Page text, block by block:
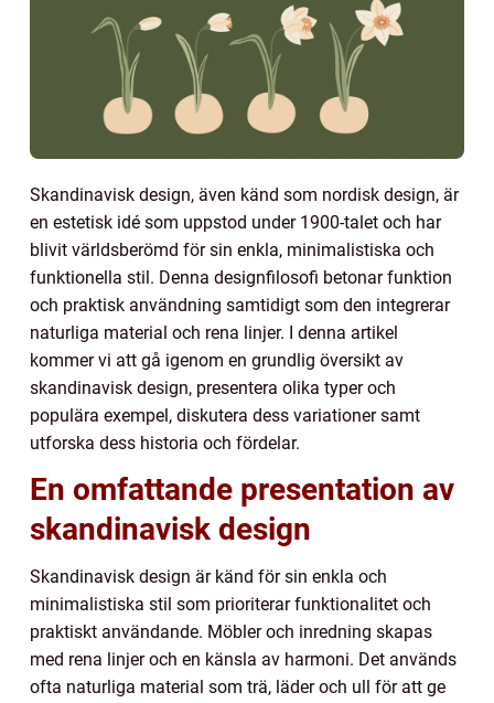
Skandinavisk design, även känd som nordisk design, är
en estetisk idé som uppstod under 1900-talet och har
blivit världsberömd för sin enkla, minimalistiska och
funktionella stil. Denna designfilosofi betonar funktion
och praktisk användning samtidigt som den integrerar
naturliga material och rena linjer. I denna artikel
kommer vi att gå igenom en grundlig översikt av
skandinavisk design, presentera olika typer och
populära exempel, diskutera dess variationer samt
utforska dess historia och fördelar.
En omfattande presentation av
skandinavisk design
Skandinavisk design är känd för sin enkla och
minimalistiska stil som prioriterar funktionalitet och
praktiskt användande. Möbler och inredning skapas
med rena linjer och en känsla av harmoni. Det används
ofta naturliga material som trä, läder och ull för att ge